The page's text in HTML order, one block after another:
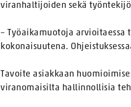
viranhaltijoiden sekä
– Työaikamuotoja
kokonaisuutena.
Tavoite asiakkaan
viranomaisilta hallinnollisia